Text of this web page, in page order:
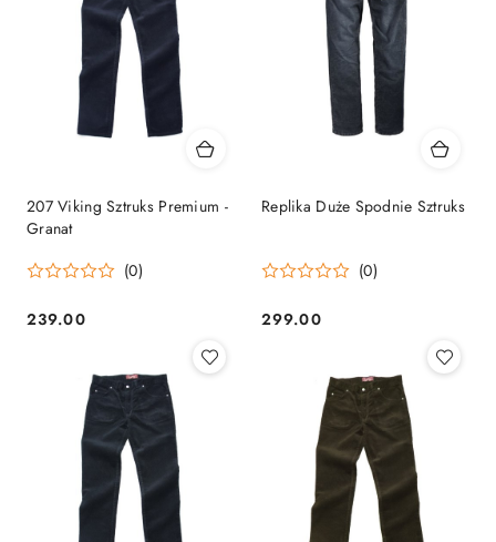
207 Viking Sztruks Premium -
Granat
(0)
Cena:
239.00
Replika Duże Spodnie Sztruks
(0)
Cena:
299.00